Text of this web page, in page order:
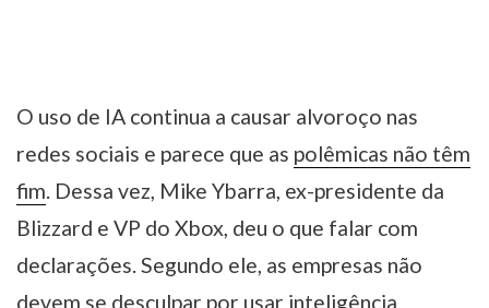
O uso de IA continua a causar alvoroço nas
redes sociais e parece que as polêmicas não têm
fim . Dessa vez, Mike Ybarra, ex-presidente da
Blizzard e VP do Xbox, deu o que falar com
declarações. Segundo ele, as empresas não
devem se desculpar por usar inteligência